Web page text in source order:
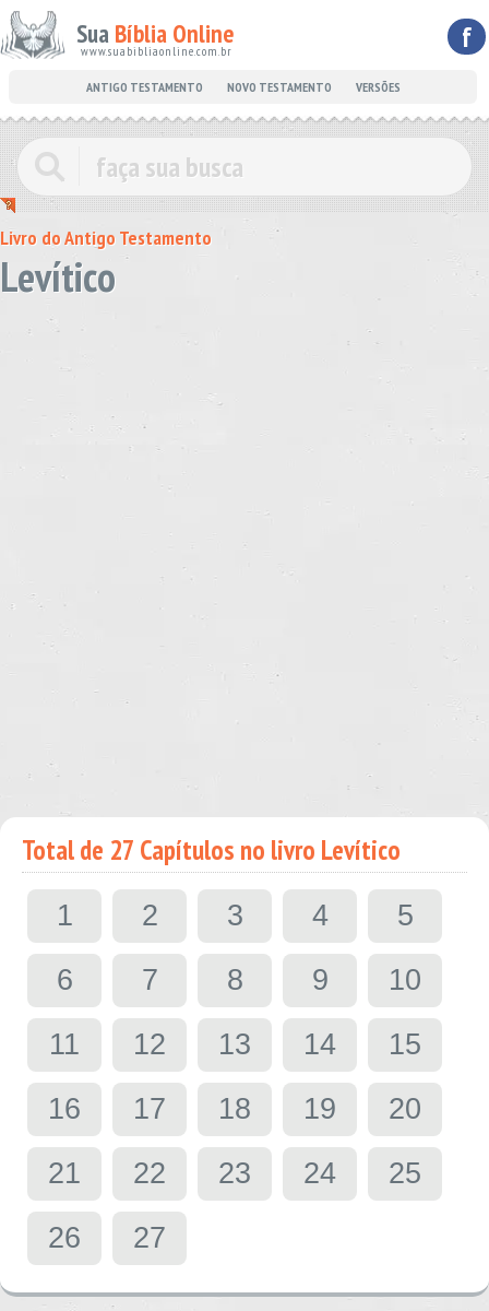
Sua Bíblia Online
www.suabibliaonline.com.br f
ANTIGO TESTAMENTO NOVO TESTAMENTO VERSÕES
Livro do Antigo Testamento
Levítico
Total de 27 Capítulos no livro Levítico
1 2 3 4
5
6
7 8 9
10
11
12 13 14
15
16
17 18 19
20
21
22 23 24
25
26
27